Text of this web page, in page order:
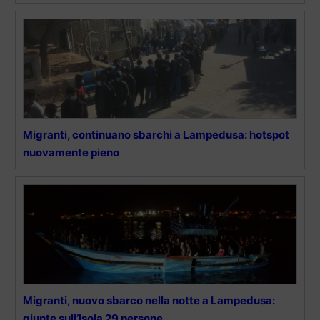
Migranti, continuano sbarchi a Lampedusa: hotspot
nuovamente pieno
Migranti, nuovo sbarco nella notte a Lampedusa: